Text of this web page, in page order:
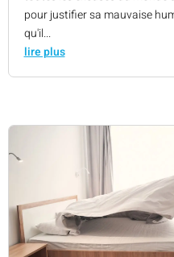
pour justifier sa mauvaise
qu'il...
lire plus